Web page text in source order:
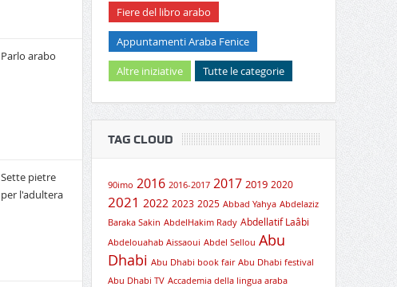
Parlo arabo
Sette pietre
per l'adultera
Fiere del libro arabo
Appuntamenti Araba Fenice
Altre iniziative Tutte le categorie
TAG CLOUD
90imo 2016 2016-2017 2017 2019 2020
2021 2022 2023 2025 Abbad Yahya Abdelaziz
Baraka Sakin AbdelHakim Rady Abdellatif Laâbi
Abdelouahab Aissaoui Abdel Sellou Abu
Dhabi Abu Dhabi book fair Abu Dhabi festival
Abu Dhabi TV Accademia della lingua araba